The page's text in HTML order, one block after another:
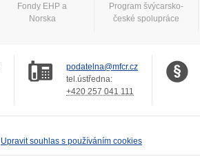
Fondy EHP a
Norska
Program švýcarsko-
české spolupráce
podatelna@mfcr.cz
tel.ústředna:
+420 257 041 111
Upravit souhlas s používáním cookies